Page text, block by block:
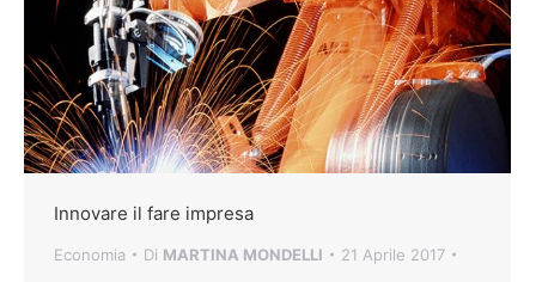
Innovare il fare impresa
Economia Di MARTINA MONDELLI 21 Aprile 2017